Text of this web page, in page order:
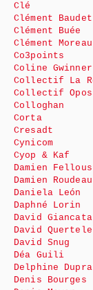
Clé
Clément Baudet
Clément Buée
Clément Moreau
Co3points
Coline Gwinner
Collectif La
Collectif
Colloghan
Corta
Cresadt
Cynicom
Cyop & Kaf
Damien Fellous
Damien Roudeau
Daniela León
Daphné Lorin
David
David
David Snug
Déa Guili
Delphine
Denis Bourges